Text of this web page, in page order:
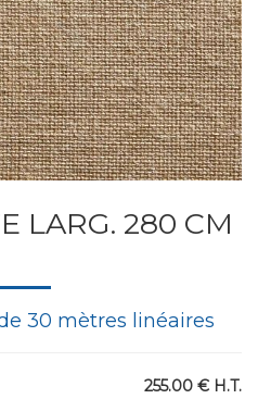
LARG. 280 CM
30 mètres linéaires
255.00 € H.T.